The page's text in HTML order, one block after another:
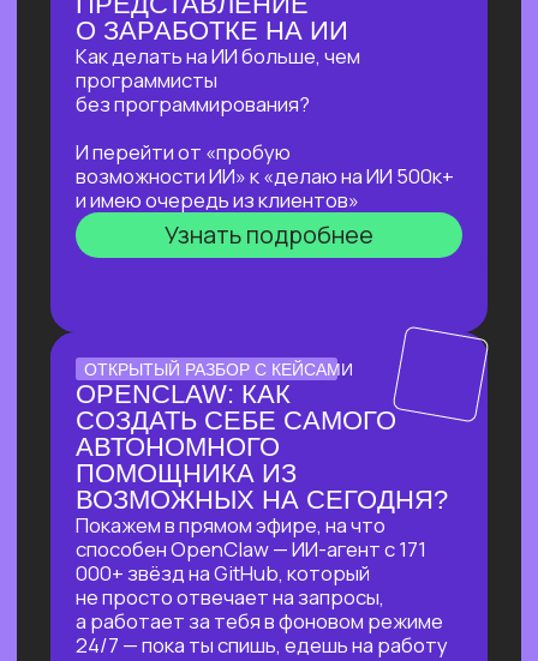
Разбираться в своём здоровье
c помощью ИИ
Экономить на врачах и ненужных
анализах и при этом
не навредить себе
Узнать подробнее
ЛЕКЦИЯ-ПРАКТИКУМ
ПО ПРИМЕНЕНИЮ ИИ
ДЛЯ ЖУРНАЛИСТОВ,
РЕДАКТОРОВ, ПИАРЩИКОВ,
АВТОРОВ И ВСЕХ, КТО
РАБОТАЕТ С ТЕКСТОМ
СМИ
как собрать список компаний,
данные и инфографику по нужной
теме
как из самого примитивного
черновика «получить текст
уровня хорошего медиа»
Узнать подробнее
БОЛЬШОЙ ПРАКТИКУМ
ПО СОЗДАНИЮ
ВИЗУАЛЬНОГО КОНТЕНТА
С ИИ-ИНСТРУМЕНТАМИ,